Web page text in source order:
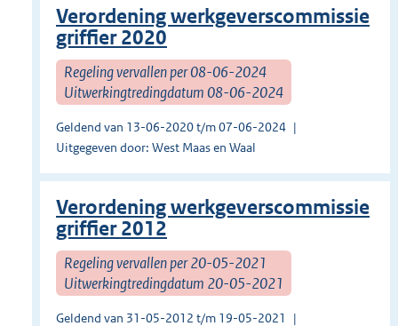
Verordening werkgeverscommissie
griffier 2020
Regeling vervallen per 08-06-2024
Uitwerkingtredingdatum 08-06-2024
Geldend van 13-06-2020 t/m 07-06-2024
Uitgegeven door: West Maas en Waal
Verordening werkgeverscommissie
griffier 2012
Regeling vervallen per 20-05-2021
Uitwerkingtredingdatum 20-05-2021
Geldend van 31-05-2012 t/m 19-05-2021